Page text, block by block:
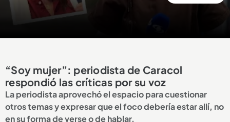
“Soy mujer”: periodista de Caracol
respondió las críticas por su voz
La periodista aprovechó el espacio para cuestionar
otros temas y expresar que el foco debería estar allí, no
en su forma de verse o de hablar.